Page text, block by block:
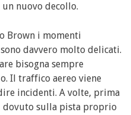
nuovo decollo.
Brown i momenti
davvero molto delicati.
bisogna sempre
Il traffico aereo viene
incidenti. A volte, prima
dovuto sulla pista proprio